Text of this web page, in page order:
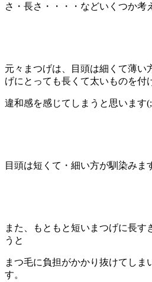
さ・ 長さ・・・・などいくつか考
元々まつげは、
目頭は細くて薄い
げにとっても長くて太いものを付
違和感を感じてしまうと思います(;
目頭は短くて・細い方が馴染みま
また、
もともと短いまつげに長す
うと
まつ毛に負担がかかり抜けてしま
す。